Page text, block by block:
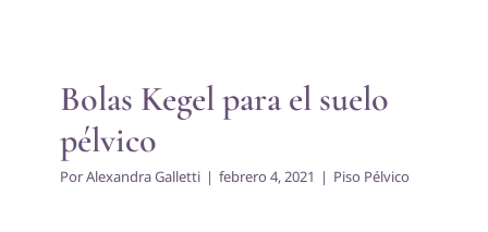
Bolas Kegel para el suelo
pélvico
PorAlexandra Galletti | febrero 4, 2021 | Piso Pélvico